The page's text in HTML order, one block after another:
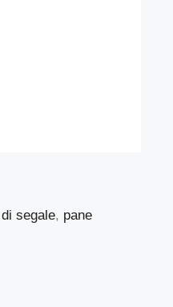
segale, pane